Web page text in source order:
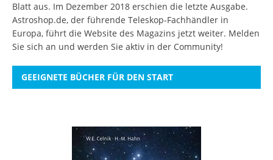
Blatt aus. Im Dezember 2018 erschien die letzte Ausgabe.
Astroshop.de, der führende Teleskop-Fachhändler in
Europa, führt die Website des Magazins jetzt weiter. Melden
Sie sich an und werden Sie aktiv in der Community!
GEEIGNETE BÜCHER FÜR DEN START